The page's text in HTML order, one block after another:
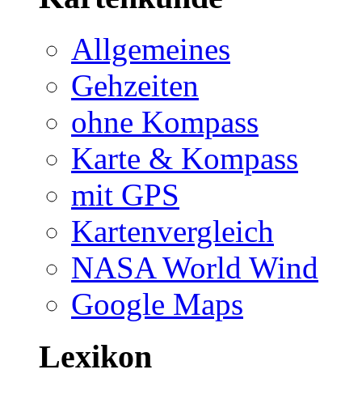
Allgemeines
Gehzeiten
ohne Kompass
Karte & Kompass
mit GPS
Kartenvergleich
NASA World Wind
Google Maps
Lexikon